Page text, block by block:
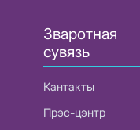
Зваротная
сувязь
Кантакты
Прэс-цэнтр